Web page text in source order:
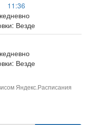
11:36
Везде
Везде
Яндекс.Расписания